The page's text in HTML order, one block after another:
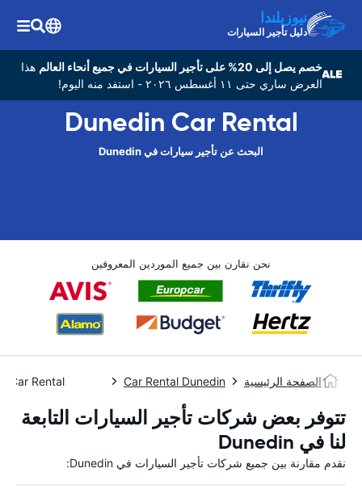
نيوزيلندا
دليل تأجير السيارات
خصم يصل إلى 20% على تأجير السيارات في جميع أنحاء العالم
هذا
العرض ساري حتى ١١ أغسطس ٢٠٢٦ - استفد منه اليوم!
Dunedin Car Rental
البحث عن تأجير سيارات في Dunedin
نحن نقارن بين جميع الموردين المعروفين
الصفحة الرئيسية Car Rental Dunedin Car Rental دونيدين
تتوفر بعض شركات تأجير السيارات التابعة
لنا في Dunedin
نقدم مقارنة بين جميع شركات تأجير السيارات في Dunedin: